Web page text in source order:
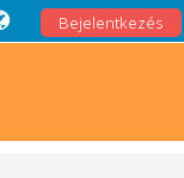
Bejelentkezés